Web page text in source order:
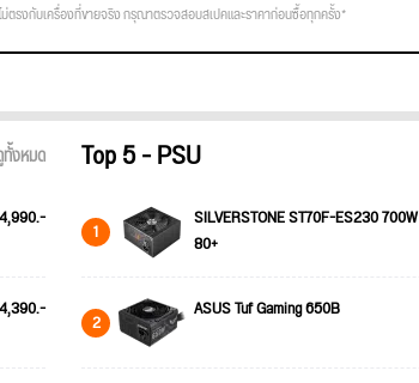
ตรงกับเครื่องที่ขายจริง กรุณาตรวจสอบสเปคและราคาก่อนซื้อทุกครั้ง*
งหมด
4,990.-
4,390.-
Top 5 - PSU
1
SILVERSTONE ST70F-ES230 700W
80+
2 ASUS Tuf Gaming 650B